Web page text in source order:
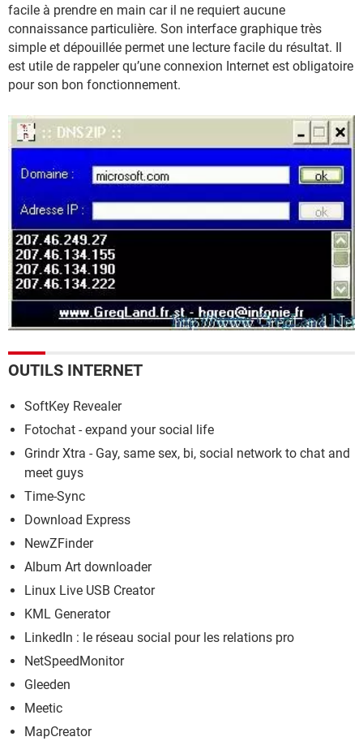
facile à prendre en main car il ne requiert aucune
connaissance particulière. Son interface graphique très
simple et dépouillée permet une lecture facile du résultat. Il
est utile de rappeler qu’une connexion Internet est obligatoire
pour son bon fonctionnement.
OUTILS INTERNET
SoftKey Revealer
Fotochat - expand your social life
Grindr Xtra - Gay, same sex, bi, social network to chat and
meet guys
Time-Sync
Download Express
NewZFinder
Album Art downloader
Linux Live USB Creator
KML Generator
LinkedIn : le réseau social pour les relations pro
NetSpeedMonitor
Gleeden
Meetic
MapCreator